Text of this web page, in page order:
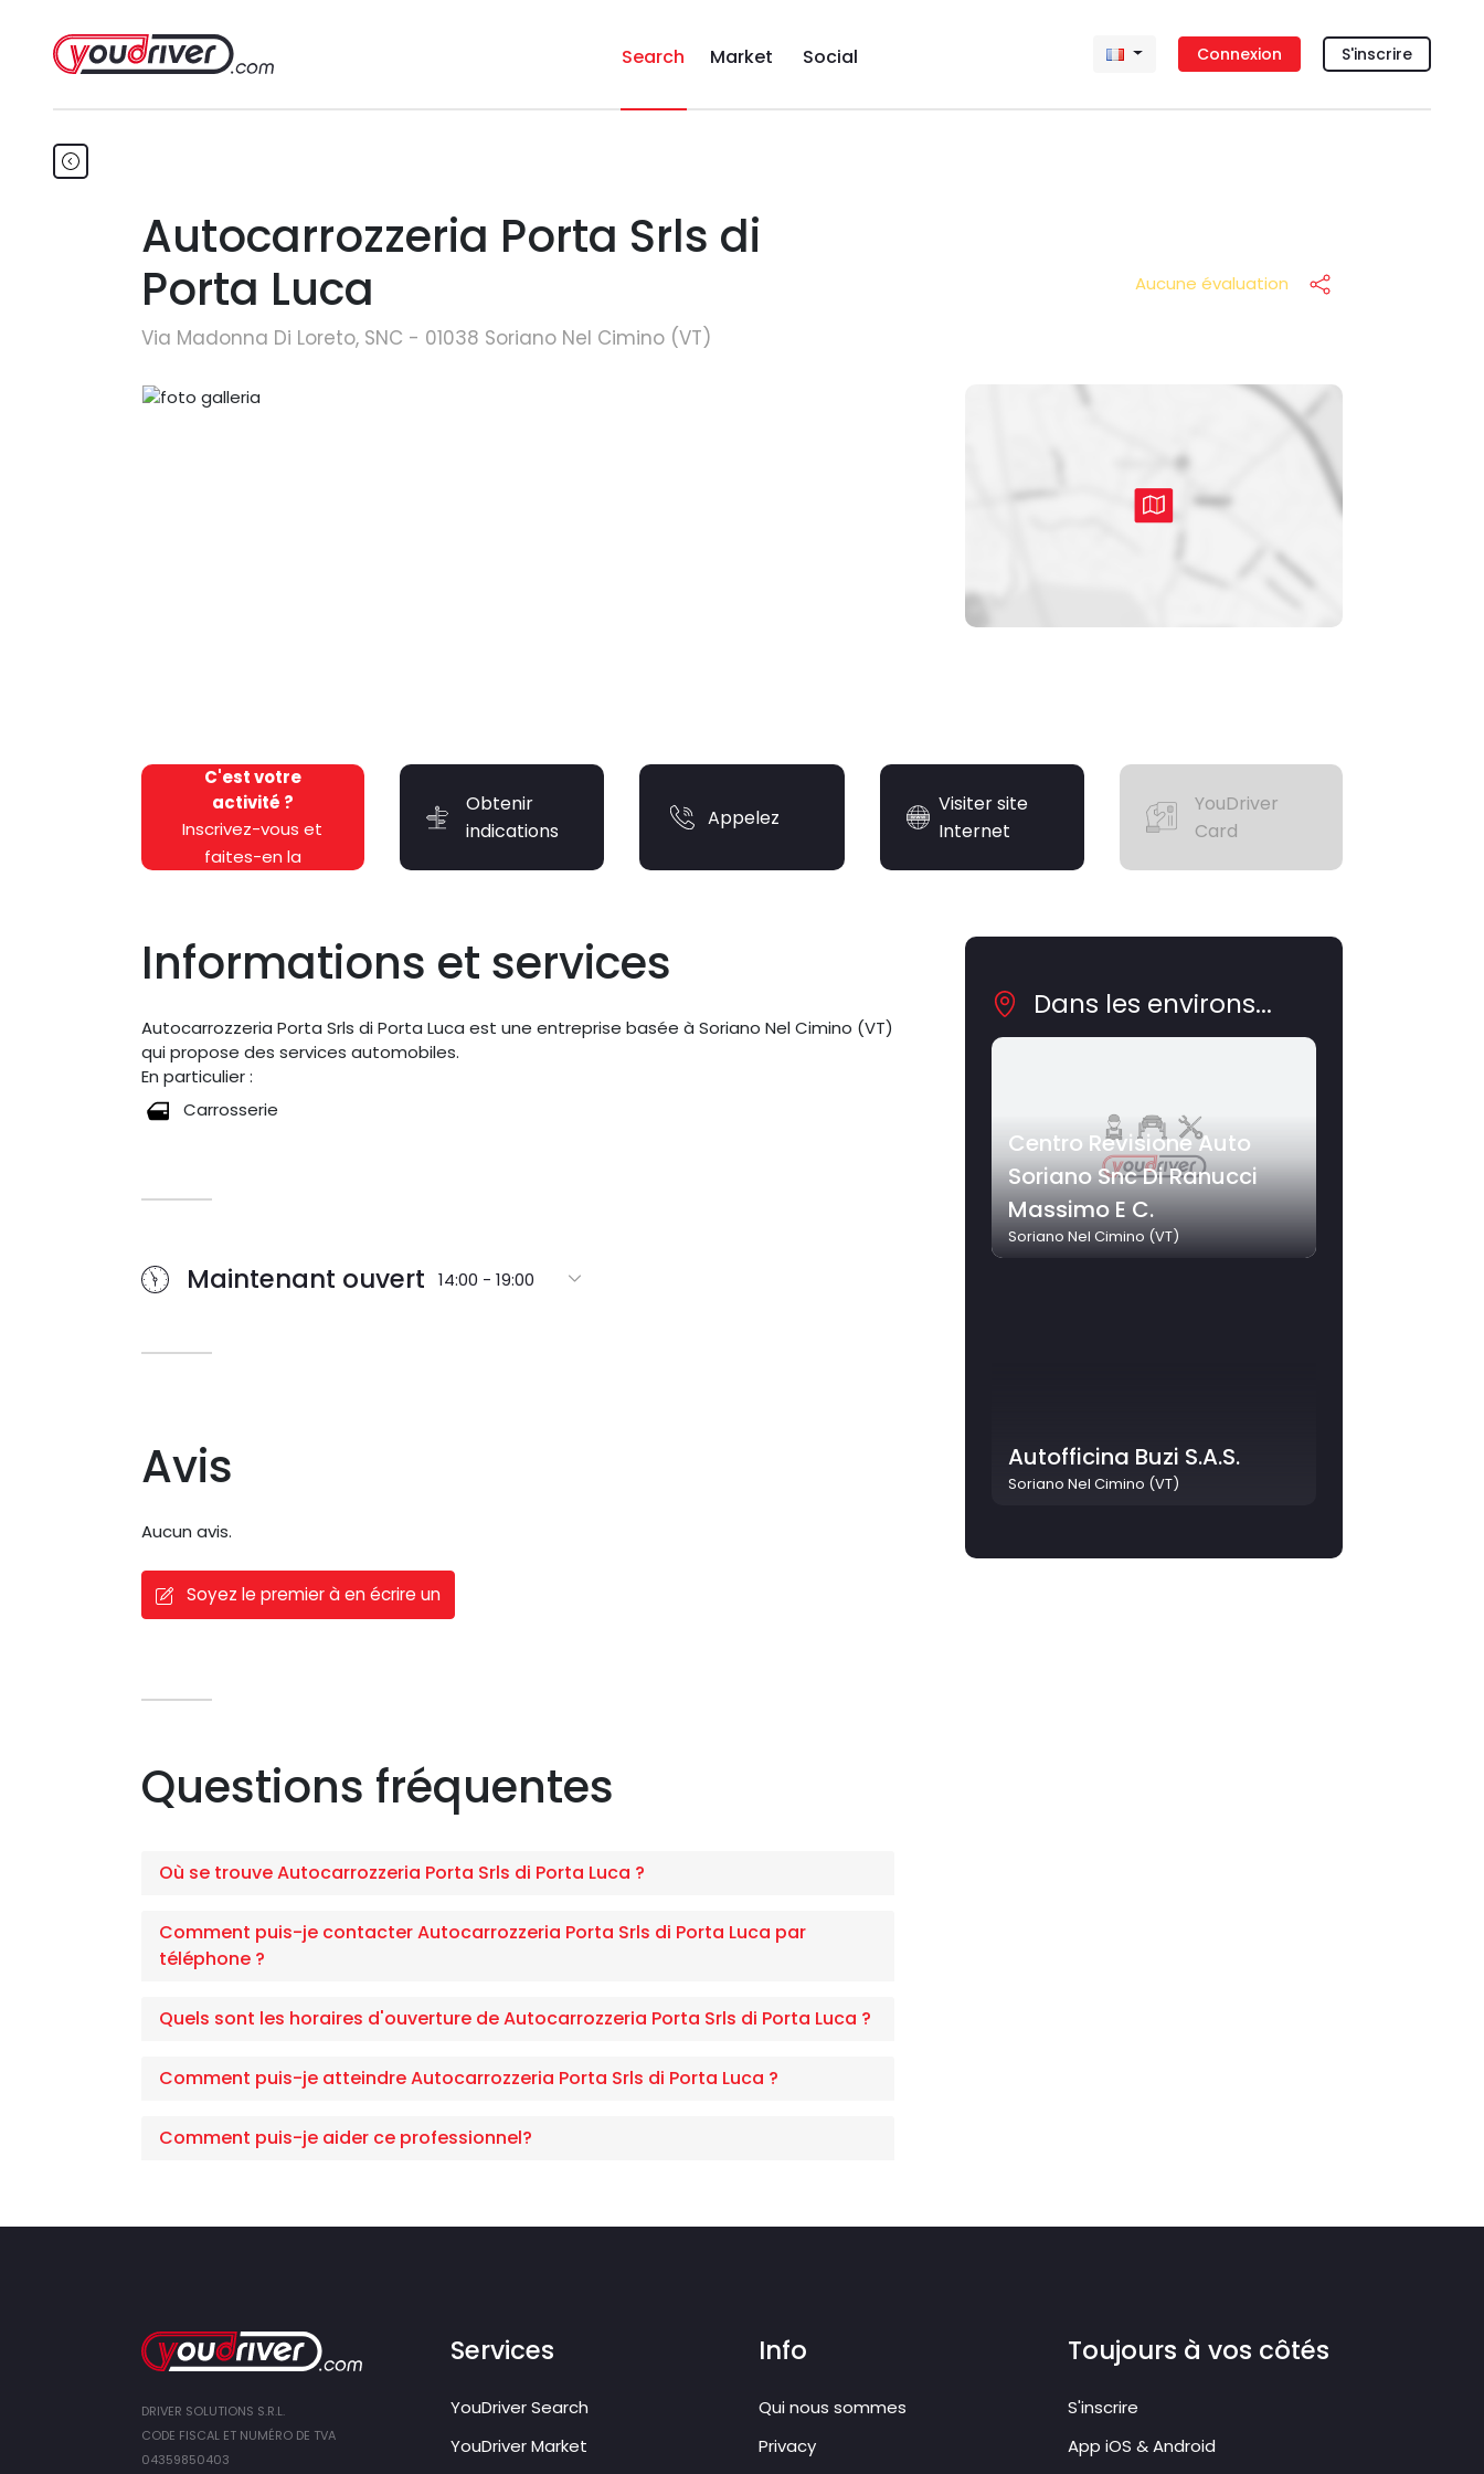
Search Market Social Connexion S'inscrire
Autocarrozzeria Porta Srls di
Porta Luca
Via Madonna Di Loreto, SNC - 01038 Soriano Nel Cimino (VT)
Aucune évaluation
C'est votre
activité ?
Inscrivez-vous et
faites-en la
Obtenir
indications
Appelez
Visiter site
Internet
YouDriver
Card
Informations et services
Autocarrozzeria Porta Srls di Porta Luca est une entreprise basée à Soriano Nel Cimino (VT)
qui propose des services automobiles.
En particulier :
Carrosserie
Maintenant ouvert 14:00 - 19:00
Avis
Aucun avis.
Soyez le premier à en écrire un
Questions fréquentes
Où se trouve Autocarrozzeria Porta Srls di Porta Luca ?
Comment puis-je contacter Autocarrozzeria Porta Srls di Porta Luca par
téléphone ?
Quels sont les horaires d'ouverture de Autocarrozzeria Porta Srls di Porta Luca ?
Comment puis-je atteindre Autocarrozzeria Porta Srls di Porta Luca ?
Comment puis-je aider ce professionnel?
Dans les environs...
Centro Revisione Auto
Soriano Snc Di Ranucci
Massimo E C.
Soriano Nel Cimino (VT)
Autofficina Buzi S.A.S.
Soriano Nel Cimino (VT)
DRIVER SOLUTIONS S.R.L.
CODE FISCAL ET NUMÉRO DE TVA
04359850403
Services
YouDriver Search
YouDriver Market
Info
Qui nous sommes
Privacy
Toujours à vos côtés
S'inscrire
App iOS & Android